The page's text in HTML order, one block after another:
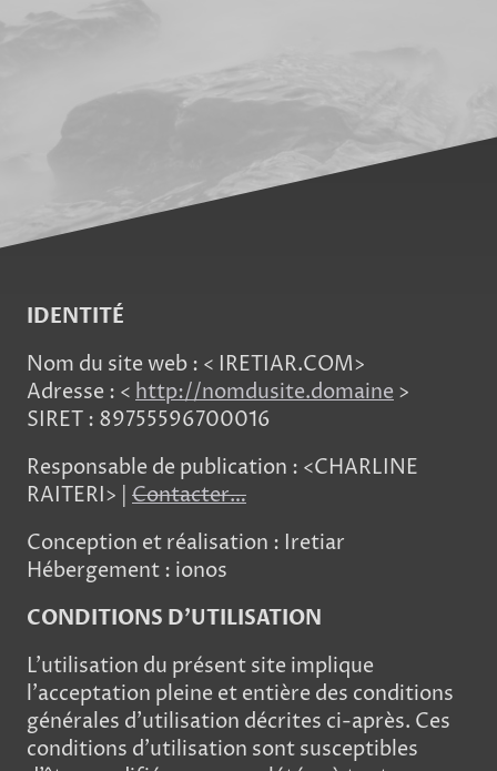
IDENTITÉ
Nom du site web : < IRETIAR.COM>
Adresse : < http://nomdusite.domaine >
SIRET : 89755596700016
Responsable de publication : <CHARLINE
RAITERI> | Contacter…
Conception et réalisation : Iretiar
Hébergement : ionos
CONDITIONS D’UTILISATION
L’utilisation du présent site implique
l’acceptation pleine et entière des conditions
générales d’utilisation décrites ci-après. Ces
conditions d’utilisation sont susceptibles